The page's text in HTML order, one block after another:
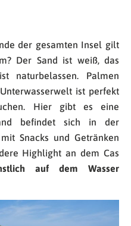
der gesamten Insel gilt
Der Sand ist weiß, das
naturbelassen. Palmen
ist perfekt
Hier gibt es eine
befindet sich in der
Snacks und Getränken
Highlight an dem Cas
auf dem Wasser